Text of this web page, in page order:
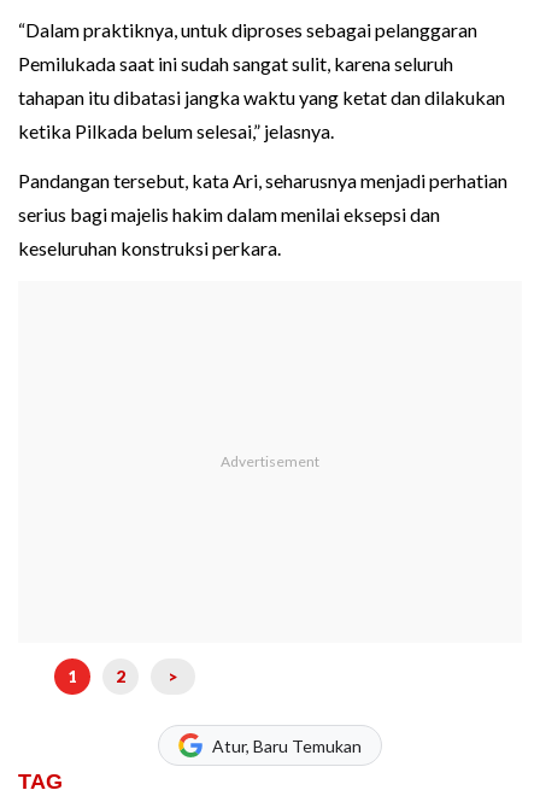
“Dalam praktiknya, untuk diproses sebagai pelanggaran
Pemilukada saat ini sudah sangat sulit, karena seluruh
tahapan itu dibatasi jangka waktu yang ketat dan dilakukan
ketika Pilkada belum selesai,” jelasnya.
Pandangan tersebut, kata Ari, seharusnya menjadi perhatian
serius bagi majelis hakim dalam menilai eksepsi dan
keseluruhan konstruksi perkara.
1 2 >
Atur, Baru Temukan
TAG